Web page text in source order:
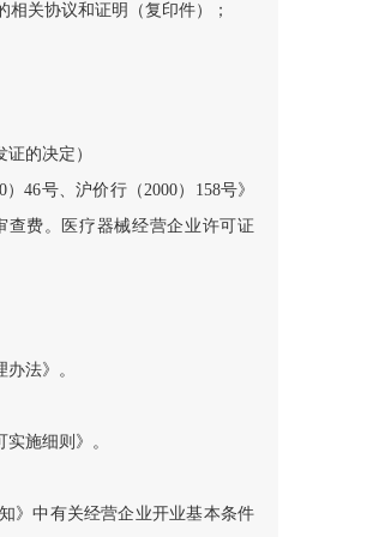
关协议和证明（复印件）；
的决定）
46号、沪价行（2000）158号》
费。医疗器械经营企业许可证
法》。
施细则》。
》中有关经营企业开业基本条件